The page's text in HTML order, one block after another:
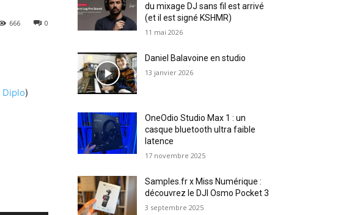
0
666
Diplo)
du mixage DJ sans fil est arrivé
(et il est signé KSHMR)
11 mai 2026
Daniel Balavoine en studio
13 janvier 2026
OneOdio Studio Max 1 : un
casque bluetooth ultra faible
latence
17 novembre 2025
Samples.fr x Miss Numérique :
découvrez le DJI Osmo Pocket 3
3 septembre 2025